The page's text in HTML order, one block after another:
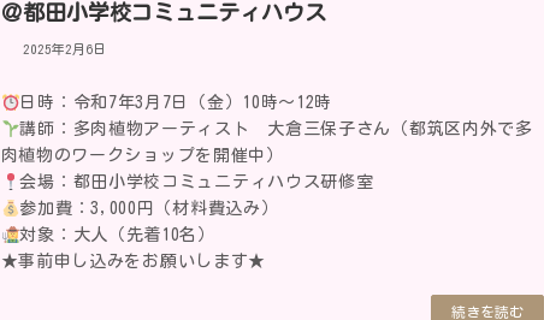
＠都田小学校コミュニティハウス
2025年2月6日
日時：令和7年3月7日（金）10時～12時
講師：多肉植物アーティスト 大倉三保子さん（都筑区内外で多
肉植物のワークショップを開催中）
会場：都田小学校コミュニティハウス研修室
参加費：3,000円（材料費込み）
対象：大人（先着10名）
★事前申し込みをお願いします★
続きを読む